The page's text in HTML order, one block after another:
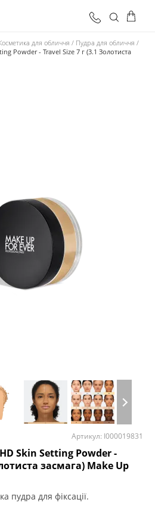
для обличчя
Пудра для обличчя
Powder - Travel Size 7 г (3.1 Золотиста
Артикул: I000019831
Skin Setting Powder -
засмага) Make Up
пудра для фіксації.